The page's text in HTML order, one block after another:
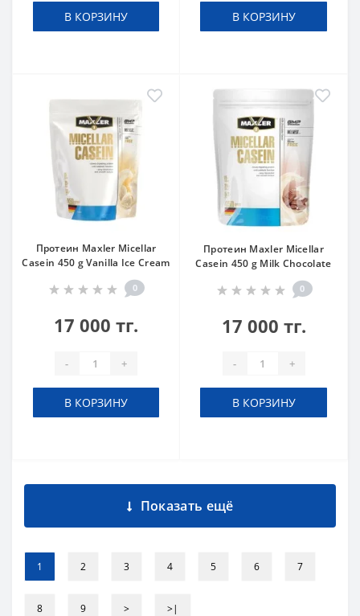
В КОРЗИНУ В КОРЗИНУ
Протеин Maxler Micellar
Casein 450 g Vanilla Ice Cream
0
17 000 тг.
- +
В КОРЗИНУ
Протеин Maxler Micellar
Casein 450 g Milk Chocolate
0
17 000 тг.
- +
В КОРЗИНУ
Показать ещё
1 2 3 4 5 6 7
8 9 > >|